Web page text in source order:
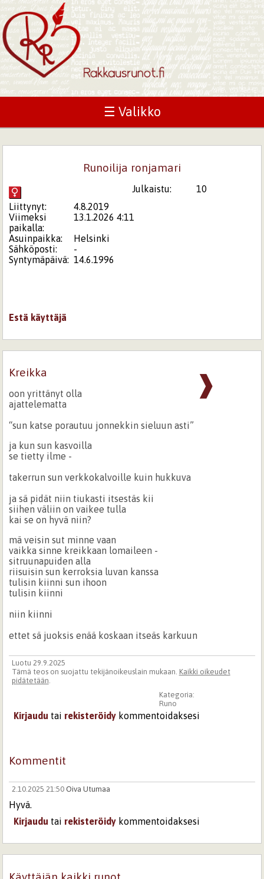
☰ Valikko
Runoilija ronjamari
Julkaistu:
10
Liittynyt:
4.8.2019
Viimeksi
paikalla:
13.1.2026 4:11
Asuinpaikka:
Helsinki
Sähköposti:
-
Syntymäpäivä: 14.6.1996
Estä käyttäjä
❱
Kreikka
oon yrittänyt olla
ajattelematta
“sun katse porautuu jonnekkin sieluun asti”
ja kun sun kasvoilla
se tietty ilme -
takerrun sun verkkokalvoille kuin hukkuva
ja sä pidät niin tiukasti itsestäs kii
siihen väliin on vaikee tulla
kai se on hyvä niin?
mä veisin sut minne vaan
vaikka sinne kreikkaan lomaileen -
sitruunapuiden alla
riisuisin sun kerroksia luvan kanssa
tulisin kiinni sun ihoon
tulisin kiinni
niin kiinni
ettet sä juoksis enää koskaan itseäs karkuun
Luotu 29.9.2025
Tämä teos on suojattu tekijänoikeuslain mukaan. Kaikki oikeudet
pidätetään.
Kategoria:
Runo
Kirjaudu tai rekisteröidy kommentoidaksesi
Kommentit
2.10.2025 21:50 Oiva Utumaa
Hyvä.
Kirjaudu tai rekisteröidy kommentoidaksesi